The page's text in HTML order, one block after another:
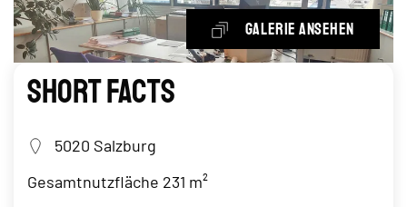
Galerie ansehen
Short Facts
5020 Salzburg
Gesamtnutzfläche 231 m²